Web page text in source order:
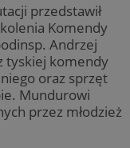
przedstawił
Komendy
Andrzej
tyskiej komendy
oraz sprzęt
Mundurowi
przez młodzież